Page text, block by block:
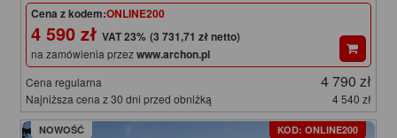
Cena z kodem:ONLINE200
4 590 zł (3 731,71 zł netto)
na zamówienia przezwww.archon.pl
Cena regularna 4 790 zł
Najniższa cena z 30 dni przed obniżką 4 540 zł
NOWOŚĆ KOD: ONLINE200